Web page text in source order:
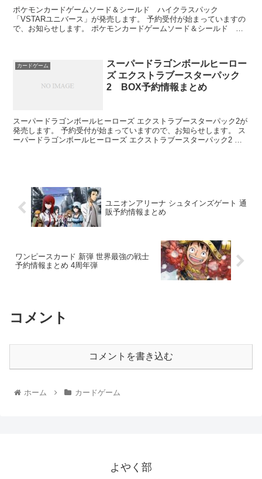
ポケモンカードゲームソード＆シールド ハイクラスパック
「VSTARユニバース」が発売します。 予約受付が始まっていますの
で、お知らせします。 ポケモンカードゲームソード＆シールド ハ
カードゲーム
スーパードラゴンボールヒーロー
ズ エクストラブースターパック
2 BOX予約情報まとめ
スーパードラゴンボールヒーローズ エクストラブースターパック2が
発売します。 予約受付が始まっていますので、お知らせします。 ス
ーパードラゴンボールヒーローズ エクストラブースターパック2 発
ユニオンアリーナ シュタインズゲート 通
販予約情報まとめ
ワンピースカード 新弾 世界最強の戦士
予約情報まとめ 4周年弾
コメント
コメントを書き込む
ホーム カードゲーム
よやく部